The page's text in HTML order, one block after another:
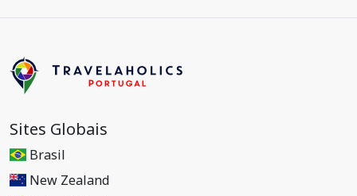
Sites Globais
Brasil
New Zealand